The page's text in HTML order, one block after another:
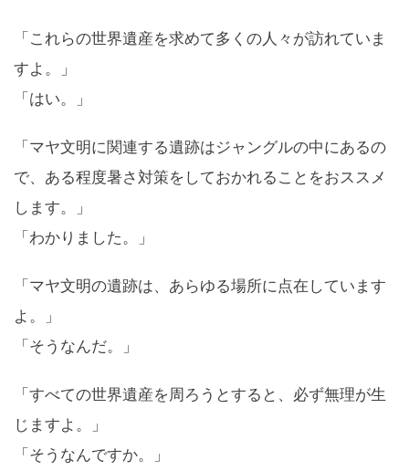
「これらの世界遺産を求めて多くの人々が訪れていま
すよ。」
「はい。」
「マヤ文明に関連する遺跡はジャングルの中にあるの
で、ある程度暑さ対策をしておかれることをおススメ
します。」
「わかりました。」
「マヤ文明の遺跡は、あらゆる場所に点在しています
よ。」
「そうなんだ。」
「すべての世界遺産を周ろうとすると、必ず無理が生
じますよ。」
「そうなんですか。」